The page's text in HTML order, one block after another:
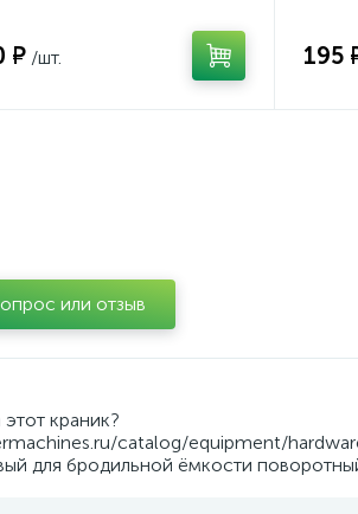
₽ /шт. 195
или отзыв
краник?
catalog/equipment/
для бродильной ёмкости